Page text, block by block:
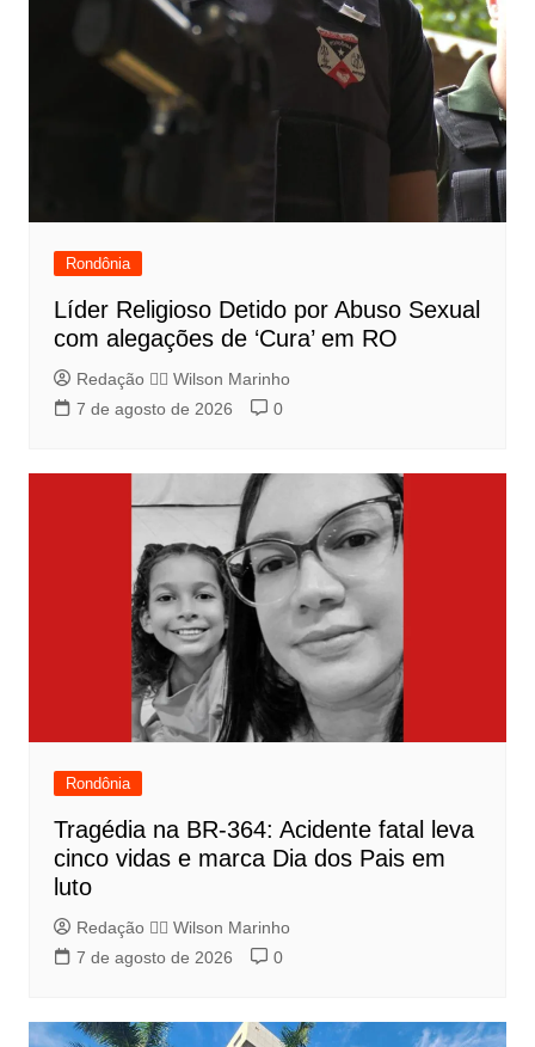
Rondônia
Líder Religioso Detido por Abuso Sexual
com alegações de ‘Cura’ em RO
Redação 👨‍⚖️​ Wilson Marinho
7 de agosto de 2026
0
Rondônia
Tragédia na BR-364: Acidente fatal leva
cinco vidas e marca Dia dos Pais em
luto
Redação 👨‍⚖️​ Wilson Marinho
7 de agosto de 2026
0